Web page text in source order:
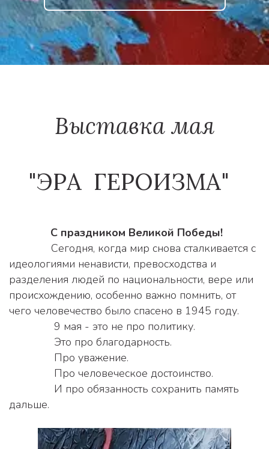
Выставка мая
"ЭРА  ГЕРОИЗМА"
С праздником Великой Победы!
идеологиями ненависти, превосходства и
разделения людей по национальности, вере или
происхождению, особенно важно помнить, от
чего человечество было спасено в 1945 году.
               9 мая - это не про политику.
               Это про благодарность.
               Про уважение.
               Про человеческое достоинство.
дальше.